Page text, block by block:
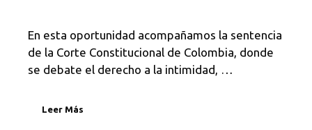
En esta oportunidad acompañamos la sentencia
de la Corte Constitucional de Colombia, donde
se debate el derecho a la intimidad, …
Leer Más